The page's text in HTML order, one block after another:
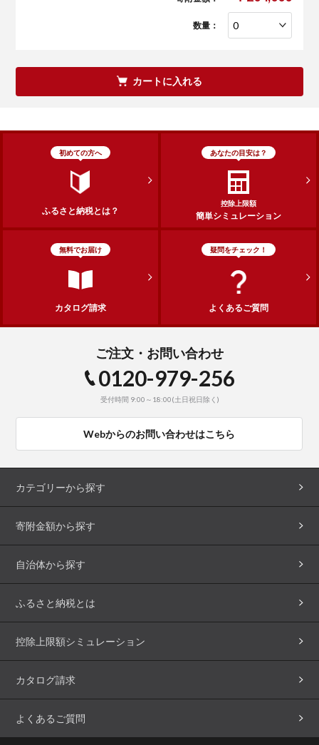
数量：
カートに入れる
初めての方へ
ふるさと納税とは？
あなたの目安は？
控除上限額
簡単シミュレーション
無料でお届け
カタログ請求
疑問をチェック！
よくあるご質問
ご注文・お問い合わせ
0120-979-256
受付時間 9:00～18:00(土日祝日除く)
Webからのお問い合わせはこちら
カテゴリーから探す
寄附金額から探す
自治体から探す
ふるさと納税とは
控除上限額シミュレーション
カタログ請求
よくあるご質問